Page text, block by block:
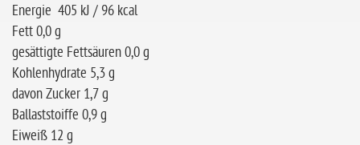
Energie 405 kJ / 96 kcal
Fett 0,0 g
gesättigte Fettsäuren 0,0 g
Kohlenhydrate 5,3 g
davon Zucker 1,7 g
Ballaststoiffe 0,9 g
Eiweiß 12 g